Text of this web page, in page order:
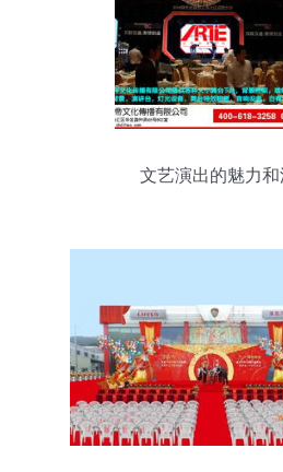
文艺演出的魅力和